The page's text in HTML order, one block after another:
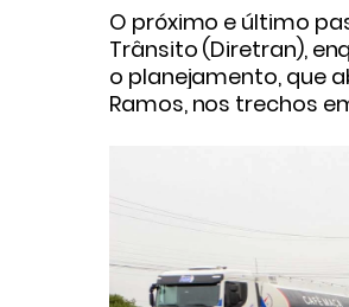
O próximo e último
Trânsito (Diretran),
o planejamento, que
Ramos, nos trechos